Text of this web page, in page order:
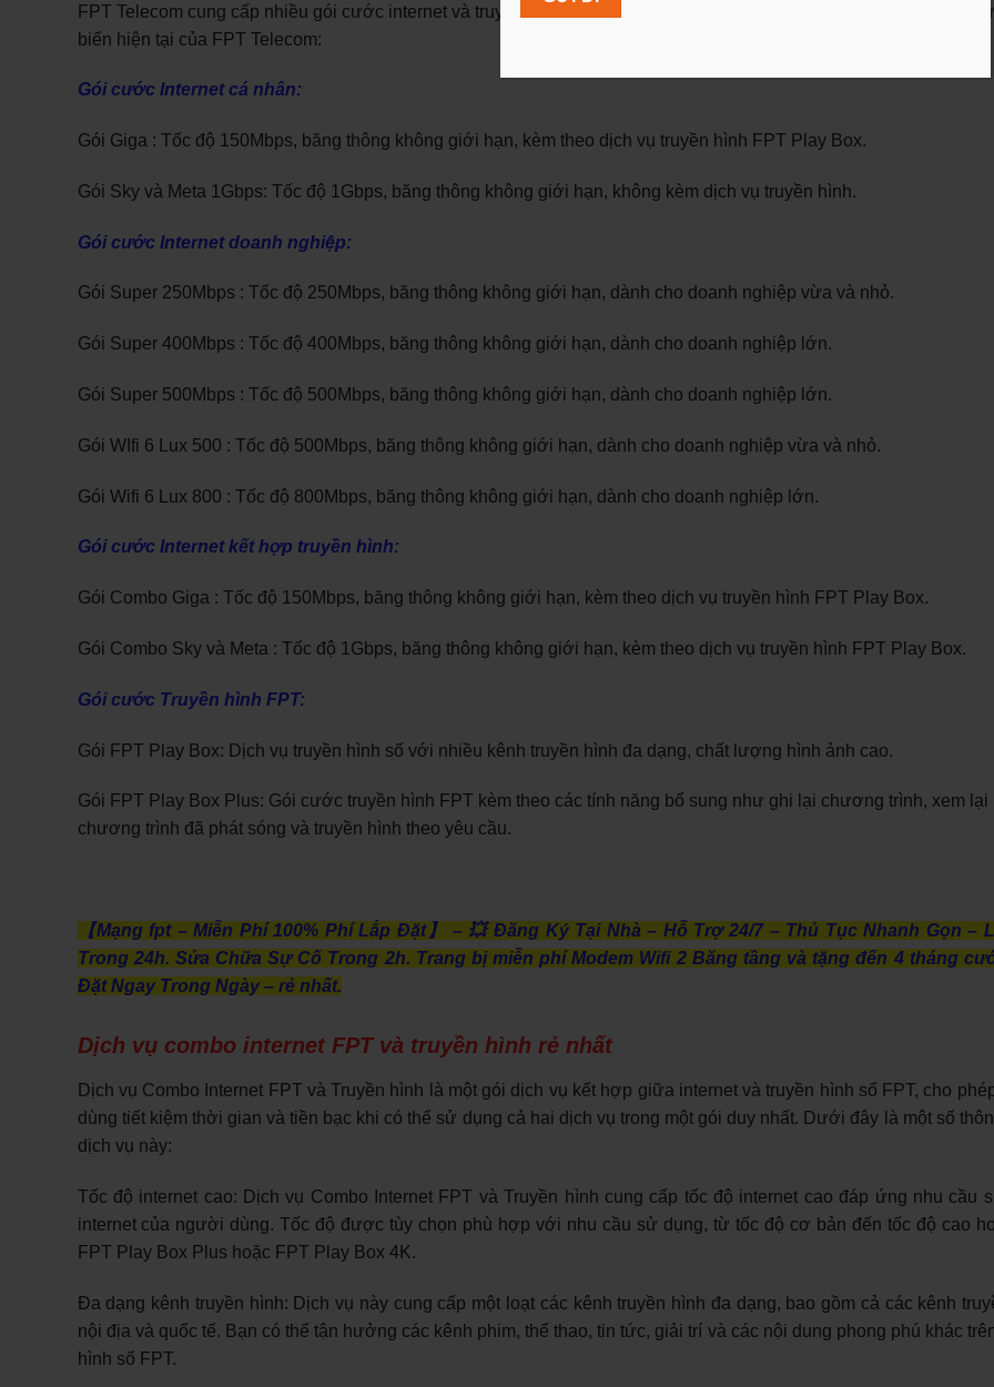
FPT Telecom cung cấp nhiều gói cước internet và truyền hình phong phú cho khách hàng. Dưới đây là một số gói
biến hiện tại của FPT Telecom:
Gói cước Internet cá nhân:
Gói Giga : Tốc độ 150Mbps, băng thông không giới hạn, kèm theo dịch vụ truyền hình FPT Play Box.
Gói Sky và Meta 1Gbps: Tốc độ 1Gbps, băng thông không giới hạn, không kèm dịch vụ truyền hình.
Gói cước Internet doanh nghiệp:
Gói Super 250Mbps : Tốc độ 250Mbps, băng thông không giới hạn, dành cho doanh nghiệp vừa và nhỏ.
Gói Super 400Mbps : Tốc độ 400Mbps, băng thông không giới hạn, dành cho doanh nghiệp lớn.
Gói Super 500Mbps : Tốc độ 500Mbps, băng thông không giới hạn, dành cho doanh nghiệp lớn.
Gói WIfi 6 Lux 500 : Tốc độ 500Mbps, băng thông không giới hạn, dành cho doanh nghiệp vừa và nhỏ.
Gói Wifi 6 Lux 800 : Tốc độ 800Mbps, băng thông không giới hạn, dành cho doanh nghiệp lớn.
Gói cước Internet kết hợp truyền hình:
Gói Combo Giga : Tốc độ 150Mbps, băng thông không giới hạn, kèm theo dịch vụ truyền hình FPT Play Box.
Gói Combo Sky và Meta : Tốc độ 1Gbps, băng thông không giới hạn, kèm theo dịch vụ truyền hình FPT Play Box.
Gói cước Truyền hình FPT:
Gói FPT Play Box: Dịch vụ truyền hình số với nhiều kênh truyền hình đa dạng, chất lượng hình ảnh cao.
Gói FPT Play Box Plus: Gói cước truyền hình FPT kèm theo các tính năng bổ sung như ghi lại chương trình, xem lại
chương trình đã phát sóng và truyền hình theo yêu cầu.
【Mạng fpt – Miễn Phí 100% Phí Lắp Đặt】 – 💥 Đăng Ký Tại Nhà – Hỗ Trợ 24/7 – Thủ Tục Nhanh Gọn –
Trong 24h. Sửa Chữa Sự Cố Trong 2h. Trang bị miễn phí Modem Wifi 2 Băng tầng và tặng đến 4 tháng
Đặt Ngay Trong Ngày – rẻ nhất.
Dịch vụ combo internet FPT và truyền hình rẻ nhất
Dịch vụ Combo Internet FPT và Truyền hình là một gói dịch vụ kết hợp giữa internet và truyền hình số FPT, cho
dùng tiết kiệm thời gian và tiền bạc khi có thể sử dụng cả hai dịch vụ trong một gói duy nhất. Dưới đây là một số
dịch vụ này:
Tốc độ internet cao: Dịch vụ Combo Internet FPT và Truyền hình cung cấp tốc độ internet cao đáp ứng nhu cầu
internet của người dùng. Tốc độ được tùy chọn phù hợp với nhu cầu sử dụng, từ tốc độ cơ bản đến tốc độ cao
FPT Play Box Plus hoặc FPT Play Box 4K.
Đa dạng kênh truyền hình: Dịch vụ này cung cấp một loạt các kênh truyền hình đa dạng, bao gồm cả các kênh
nội địa và quốc tế. Bạn có thể tận hưởng các kênh phim, thể thao, tin tức, giải trí và các nội dung phong phú khác
hình số FPT.